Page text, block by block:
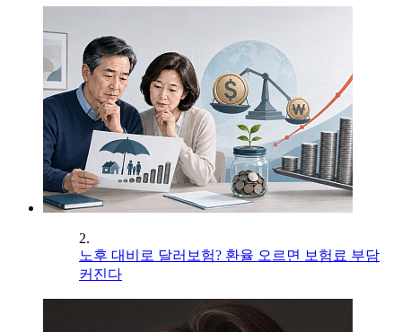
2.
노후 대비로 달러보험? 환율 오르면 보험료 부담
커진다